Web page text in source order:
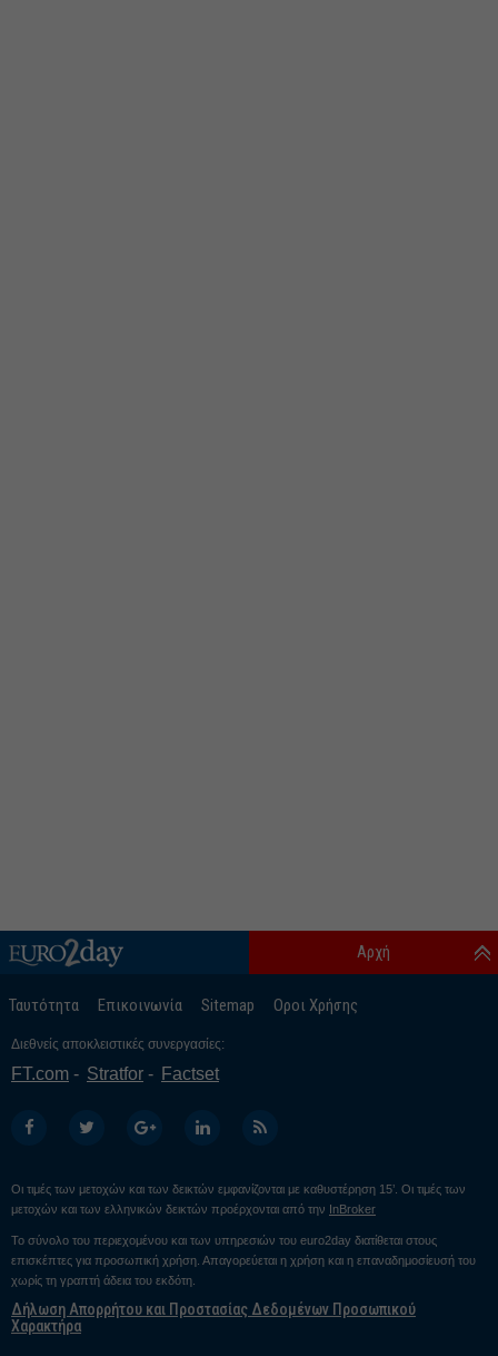
Ταυτότητα Επικοινωνία Sitemap Οροι Χρήσης
Αρχή
Διεθνείς αποκλειστικές συνεργασίες:
FT.com Stratfor Factset
Οι τιμές των μετοχών και των δεικτών εμφανίζονται με καθυστέρηση 15’. Οι τιμές των
μετοχών και των ελληνικών δεικτών προέρχονται από την InBroker
Το σύνολο του περιεχομένου και των υπηρεσιών του euro2day διατίθεται στους
επισκέπτες για προσωπική χρήση. Απαγορεύεται η χρήση και η επαναδημοσίευσή του
χωρίς τη γραπτή άδεια του εκδότη.
Δήλωση Απορρήτου και Προστασίας Δεδομένων Προσωπικού
Χαρακτήρα